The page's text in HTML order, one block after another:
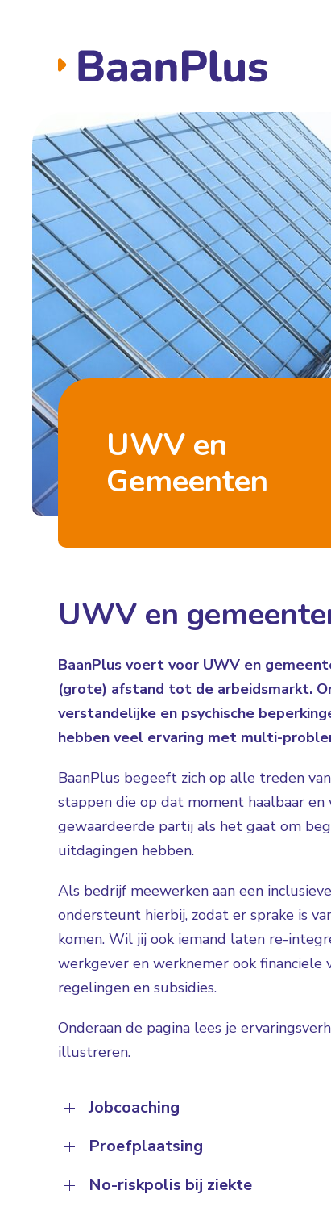
UWV en
Gemeenten
UWV en
BaanPlus voert voor UWV en
(grote) afstand tot de arbeidsmarkt.
verstandelijke en psychische
hebben veel ervaring met multi-
BaanPlus begeeft zich op alle treden
stappen die op dat moment haalbaar en
gewaardeerde partij als het gaat om
uitdagingen hebben.
Als bedrijf meewerken aan een
ondersteunt hierbij, zodat er sprake is
komen. Wil jij ook iemand laten re-
werkgever en werknemer ook
regelingen en subsidies.
Onderaan de pagina lees je
illustreren.
Jobcoaching
Proefplaatsing
No-riskpolis bij ziekte